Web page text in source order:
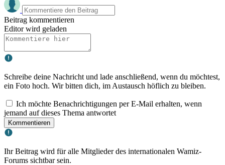
Beitrag kommentieren
Editor wird geladen
Schreibe deine Nachricht und lade anschließend, wenn du möchtest,
ein Foto hoch. Wir bitten dich, im Austausch höflich zu bleiben.
Ich möchte Benachrichtigungen per E-Mail erhalten, wenn
jemand auf dieses Thema antwortet
Kommentieren
Ihr Beitrag wird für alle Mitglieder des internationalen Wamiz-
Forums sichtbar sein.